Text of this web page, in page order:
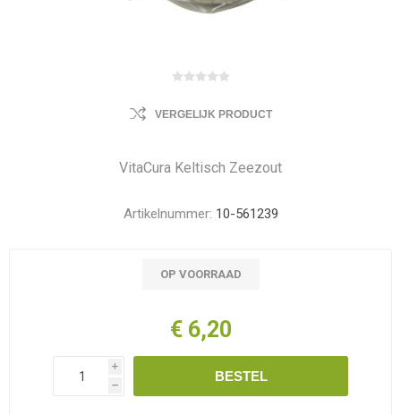
VERGELIJK PRODUCT
VitaCura Keltisch Zeezout
Artikelnummer: 10-561239
OP VOORRAAD
€ 6,20
i
h
BESTEL